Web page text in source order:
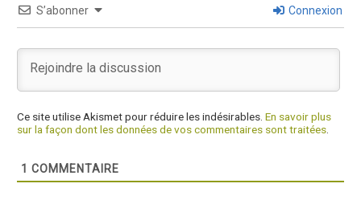
S’abonner Connexion
Ce site utilise Akismet pour réduire les indésirables. En savoir plus
sur la façon dont les données de vos commentaires sont traitées
1 COMMENTAIRE